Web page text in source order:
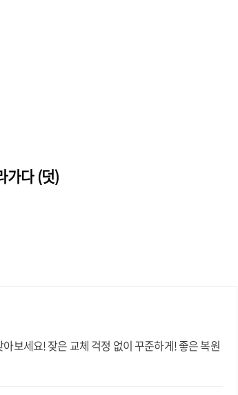
가다 (덧)
보세요! 잦은 교체 걱정 없이 꾸준하게! 좋은 복원